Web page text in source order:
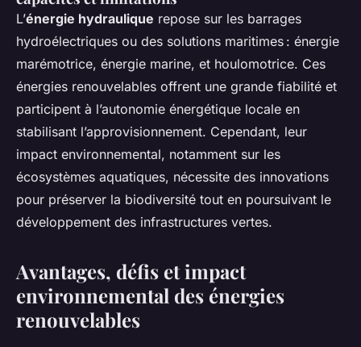
L’énergie hydraulique repose sur les barrages
hydroélectriques ou des solutions maritimes : énergie
marémotrice, énergie marine, et houlomotrice. Ces
énergies renouvelables offrent une grande fiabilité et
participent à l’autonomie énergétique locale en
stabilisant l’approvisionnement. Cependant, leur
impact environnemental, notamment sur les
écosystèmes aquatiques, nécessite des innovations
pour préserver la biodiversité tout en poursuivant le
développement des infrastructures vertes.
Avantages, défis et impact
environnemental des énergies
renouvelables